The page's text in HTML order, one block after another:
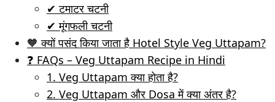
✔ टमाटर चटनी
✔ मूंगफली चटनी
🧡 क्यों पसंद किया जाता है Hotel Style Veg Uttapam?
❓ FAQs – Veg Uttapam Recipe in Hindi
1. Veg Uttapam क्या होता है?
2. Veg Uttapam और Dosa में क्या अंतर है?